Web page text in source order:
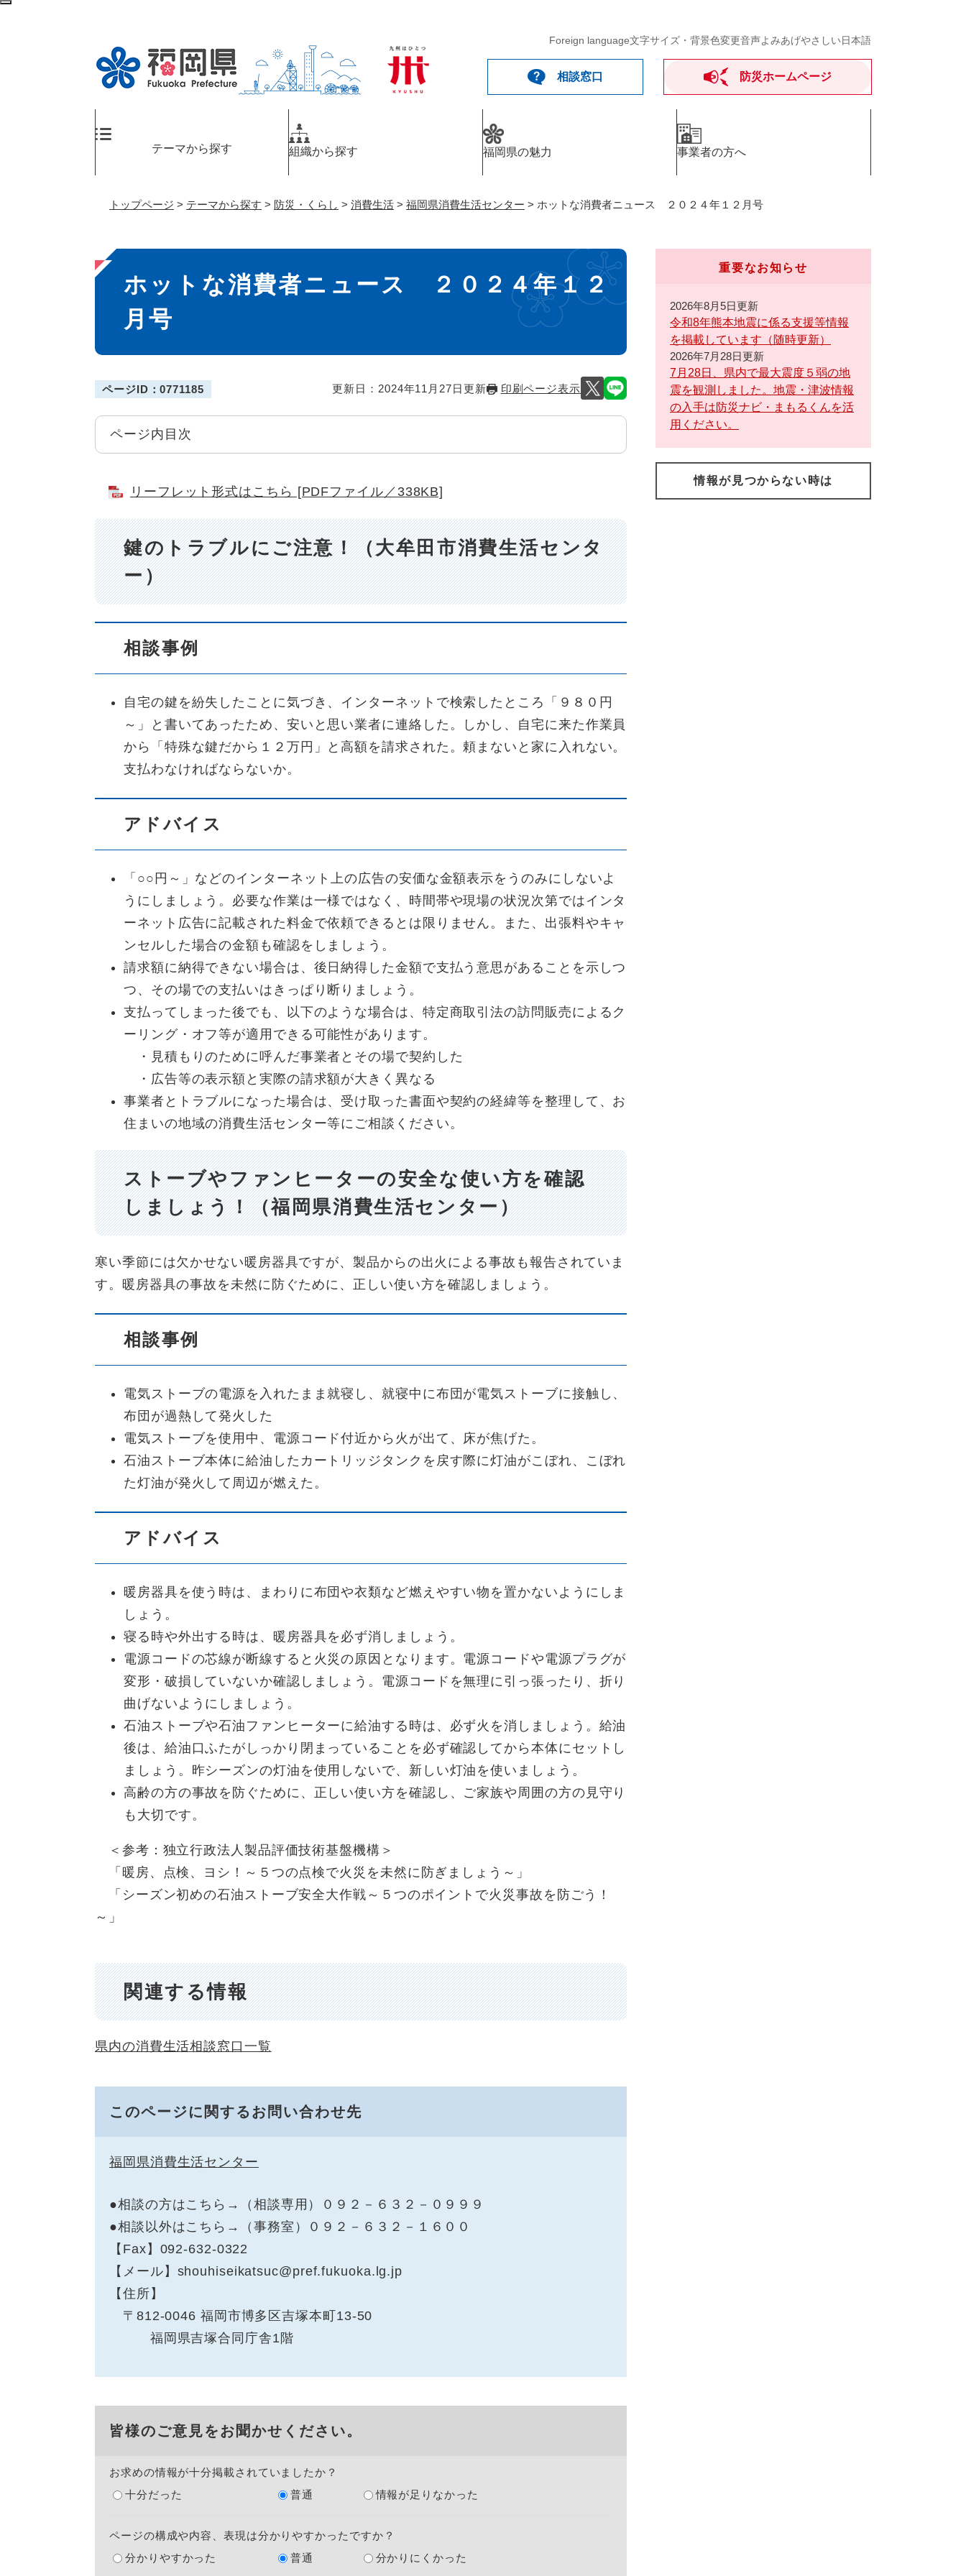
ペ
Foreign language文字サイズ・背景色変更音声よみあげやさしい日本語
相談窓口 防災ホームページ
テーマから探す 組織から探す 福岡県の魅力 事業者の方へ
トップページ > テーマから探す > 防災・くらし > 消費生活 > 福岡県消費生活センター > ホットな消費者ニュース ２０２４年１２月号
本
文
ホットな消費者ニュース ２０２４年１２
月号
ページID：0771185 更新日：2024年11月27日更新 印刷ページ表示
ページ内目次
リーフレット形式はこちら [PDFファイル／338KB]
鍵のトラブルにご注意！（大牟田市消費生活センタ
ー）
相談事例
自宅の鍵を紛失したことに気づき、インターネットで検索したところ「９８０円
～」と書いてあったため、安いと思い業者に連絡した。しかし、自宅に来た作業員
から「特殊な鍵だから１２万円」と高額を請求された。頼まないと家に入れない。
支払わなければならないか。
アドバイス
「○○円～」などのインターネット上の広告の安価な金額表示をうのみにしないよ
うにしましょう。必要な作業は一様ではなく、時間帯や現場の状況次第ではインタ
ーネット広告に記載された料金で依頼できるとは限りません。また、出張料やキャ
ンセルした場合の金額も確認をしましょう。
請求額に納得できない場合は、後日納得した金額で支払う意思があることを示しつ
つ、その場での支払いはきっぱり断りましょう。
支払ってしまった後でも、以下のような場合は、特定商取引法の訪問販売によるク
ーリング・オフ等が適用できる可能性があります。
・見積もりのために呼んだ事業者とその場で契約した
・広告等の表示額と実際の請求額が大きく異なる
事業者とトラブルになった場合は、受け取った書面や契約の経緯等を整理して、お
住まいの地域の消費生活センター等にご相談ください。
ストーブやファンヒーターの安全な使い方を確認
しましょう！（福岡県消費生活センター）
寒い季節には欠かせない暖房器具ですが、製品からの出火による事故も報告されていま
す。暖房器具の事故を未然に防ぐために、正しい使い方を確認しましょう。
相談事例
電気ストーブの電源を入れたまま就寝し、就寝中に布団が電気ストーブに接触し、
布団が過熱して発火した
電気ストーブを使用中、電源コード付近から火が出て、床が焦げた。
石油ストーブ本体に給油したカートリッジタンクを戻す際に灯油がこぼれ、こぼれ
た灯油が発火して周辺が燃えた。
アドバイス
暖房器具を使う時は、まわりに布団や衣類など燃えやすい物を置かないようにしま
しょう。
寝る時や外出する時は、暖房器具を必ず消しましょう。
電源コードの芯線が断線すると火災の原因となります。電源コードや電源プラグが
変形・破損していないか確認しましょう。電源コードを無理に引っ張ったり、折り
曲げないようにしましょう。
石油ストーブや石油ファンヒーターに給油する時は、必ず火を消しましょう。給油
後は、給油口ふたがしっかり閉まっていることを必ず確認してから本体にセットし
ましょう。昨シーズンの灯油を使用しないで、新しい灯油を使いましょう。
高齢の方の事故を防ぐために、正しい使い方を確認し、ご家族や周囲の方の見守り
も大切です。
＜参考：独立行政法人製品評価技術基盤機構＞
「暖房、点検、ヨシ！～５つの点検で火災を未然に防ぎましょう～」
「シーズン初めの石油ストーブ安全大作戦～５つのポイントで火災事故を防ごう！
～」
関連する情報
県内の消費生活相談窓口一覧
このページに関するお問い合わせ先
福岡県消費生活センター
●相談の方はこちら→（相談専用）０９２－６３２－０９９９
●相談以外はこちら→（事務室）０９２－６３２－１６００
【Fax】092-632-0322
【メール】shouhiseikatsuc@pref.fukuoka.lg.jp
【住所】
〒812-0046 福岡市博多区吉塚本町13-50
福岡県吉塚合同庁舎1階
皆様のご意見をお聞かせください。
お求めの情報が十分掲載されていましたか？
十分だった
普通 情報が足りなかった
ページの構成や内容、表現は分かりやすかったですか？
分かりやすかった
普通 分かりにくかった
重要なお知らせ
2026年8月5日更新
令和8年熊本地震に係る支援等情報
を掲載しています（随時更新）
2026年7月28日更新
7月28日、県内で最大震度５弱の地
震を観測しました。地震・津波情報
の入手は防災ナビ・まもるくんを活
用ください。
情報が見つからない時は